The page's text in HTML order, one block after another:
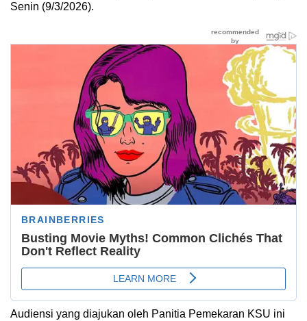
Senin (9/3/2026).
Audiensi yang diajukan oleh Panitia Pemekaran KSU ini